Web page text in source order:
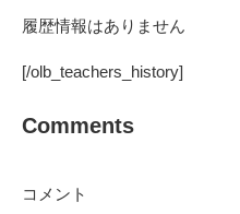
履歴情報はありません
[/olb_teachers_history]
Comments
コメント